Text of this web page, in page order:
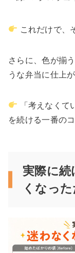
これだけで、
さらに、色が揃
うな弁当に仕上が
「考えなくて
を続ける一番のコ
実際に続
くなっ